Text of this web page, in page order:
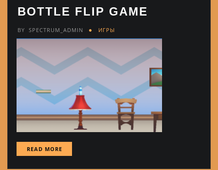
BOTTLE FLIP GAME
BY SPECTRUM_ADMIN ИГРЫ
READ MORE